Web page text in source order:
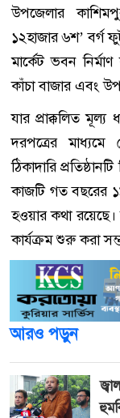
উপজেলার
১২হাজার ৬শ’ বর্গ
মার্কেট ভবন
কাঁচা বাজার এবং
যার প্রাক্কলিত
দরপত্রের মাধ্যমে
ঠিকাদারি
কাজটি গত বছরের
হওয়ার কথা রয়েছে।
কার্যক্রম শুরু করা
আরও পড়ুন